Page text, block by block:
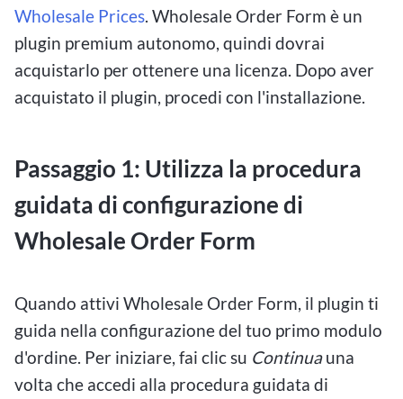
Wholesale Prices. Wholesale Order Form è un
plugin premium autonomo, quindi dovrai
acquistarlo per ottenere una licenza. Dopo aver
acquistato il plugin, procedi con l'installazione.
Passaggio 1: Utilizza la procedura
guidata di configurazione di
Wholesale Order Form
Quando attivi Wholesale Order Form, il plugin ti
guida nella configurazione del tuo primo modulo
d'ordine. Per iniziare, fai clic su Continuauna
volta che accedi alla procedura guidata di